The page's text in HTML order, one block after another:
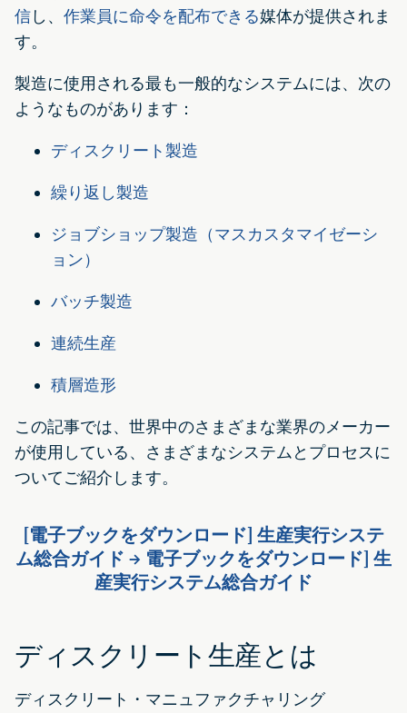
信し、 作業員に命令を配布できる媒体が提供されま
す。
製造に使用される最も一般的なシステムには、次の
ようなものがあります：
ディスクリート製造
繰り返し製造
ジョブショップ製造（マスカスタマイゼーシ
ョン）
バッチ製造
連続生産
積層造形
この記事では、世界中のさまざまな業界のメーカー
が使用している、さまざまなシステムとプロセスに
ついてご紹介します。
[電子ブックをダウンロード] 生産実行システ
ム総合ガイド → 電子ブックをダウンロード] 生
産実行システム総合ガイド
ディスクリート生産とは
ディスクリート・マニュファクチャリング